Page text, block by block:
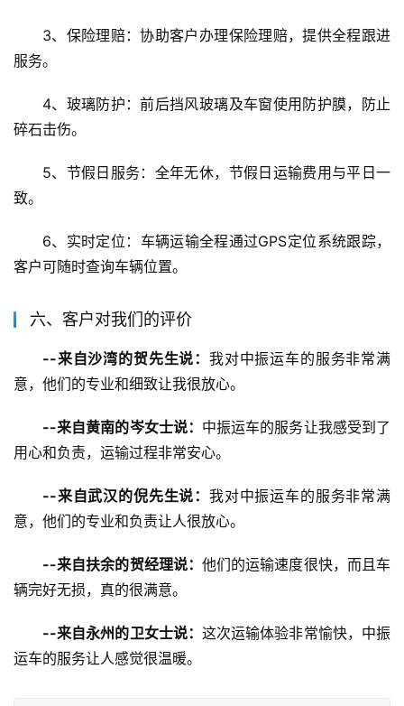
3、保险理赔：协助客户办理保险理赔，提供全程跟进
服务。
4、玻璃防护：前后挡风玻璃及车窗使用防护膜，防止
碎石击伤。
5、节假日服务：全年无休，节假日运输费用与平日一
致。
6、实时定位：车辆运输全程通过GPS定位系统跟踪，
客户可随时查询车辆位置。
六、客户对我们的评价
--来自沙湾的贺先生说： 我对中振运车的服务非常满
意，他们的专业和细致让我很放心。
--来自黄南的岑女士说： 中振运车的服务让我感受到了
用心和负责，运输过程非常安心。
--来自武汉的倪先生说： 我对中振运车的服务非常满
意，他们的专业和负责让人很放心。
--来自扶余的贺经理说： 他们的运输速度很快，而且车
辆完好无损，真的很满意。
--来自永州的卫女士说： 这次运输体验非常愉快，中振
运车的服务让人感觉很温暖。